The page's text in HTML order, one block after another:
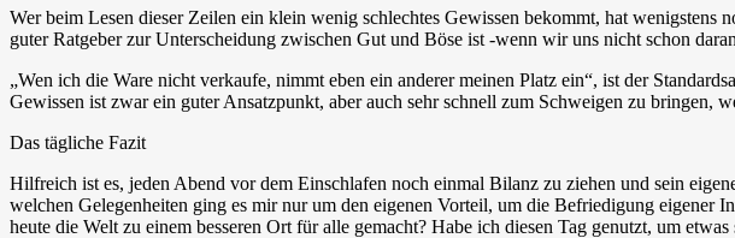
Wer beim Lesen dieser Zeilen ein klein wenig schlechtes Gewissen bekommt, hat wenigstens
guter Ratgeber zur Unterscheidung zwischen Gut und Böse ist -wenn wir uns nicht schon
„Wen ich die Ware nicht verkaufe, nimmt eben ein anderer meinen Platz ein“, ist der
Gewissen ist zwar ein guter Ansatzpunkt, aber auch sehr schnell zum Schweigen zu bringen,
Das tägliche Fazit
Hilfreich ist es, jeden Abend vor dem Einschlafen noch einmal Bilanz zu ziehen und sein
welchen Gelegenheiten ging es mir nur um den eigenen Vorteil, um die Befriedigung eigener
heute die Welt zu einem besseren Ort für alle gemacht? Habe ich diesen Tag genutzt, um